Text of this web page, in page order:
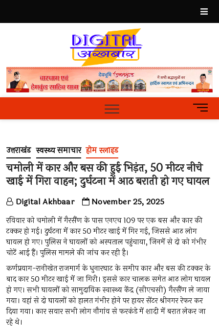
content
Hindi
News
PortalM
e
u
t
t
उत्तराखंड स्वस्थ्य समाचार होम स्लाइड
चमोली में कार और बस की हुई भिड़ंत, 50 मीटर नीचे
खाई में गिरा वाहन; दुर्घटना में आठ बराती हो गए घायल
Digital Akhbaar November 25, 2025
रविवार को चमोली में गैरसैंण के पास एनएच 109 पर एक बस और कार की
टक्कर हो गई। दुर्घटना में कार 50 मीटर खाई में गिर गई, जिससे आठ लोग
घायल हो गए। पुलिस ने घायलों को अस्पताल पहुंचाया, जिनमें से दो को गंभीर
चोटें आई हैं। पुलिस मामले की जांच कर रही है।
कर्णप्रयाग-रानीखेत राजमार्ग के धुनारघाट के समीप कार और बस की टक्कर के
बाद कार 50 मीटर खाई में जा गिरी। इससे कार चालक समेत आठ लोग घायल
हो गए। सभी घायलों को सामुदायिक स्वास्थ्य केंद्र (सीएचसी) गैरसैंण ले जाया
गया। वहां से दो घायलों को हालत गंभीर होने पर हायर सेंटर श्रीनगर रेफर कर
दिया गया। कार सवार सभी लोग नौगांव से फरकंडे में शादी में बरात लेकर जा
रहे थे।